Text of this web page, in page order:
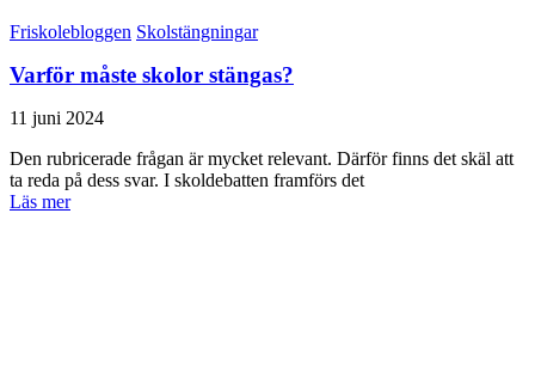
Friskolebloggen Skolstängningar
Varför måste skolor stängas?
11 juni 2024
Den rubricerade frågan är mycket relevant. Därför finns det skäl att
ta reda på dess svar. I skoldebatten framförs det
Läs mer